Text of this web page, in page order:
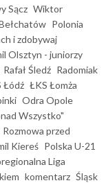
Sącz Wiktor
Polonia
i zdobywaj
Olsztyn - juniorzy
Rafał Śledź Radomiak
Łódź ŁKS Łomża
Odra Opole
Wszystko"
Rozmowa przed
Kiereś Polska U-21
Liga
komentarz Śląsk